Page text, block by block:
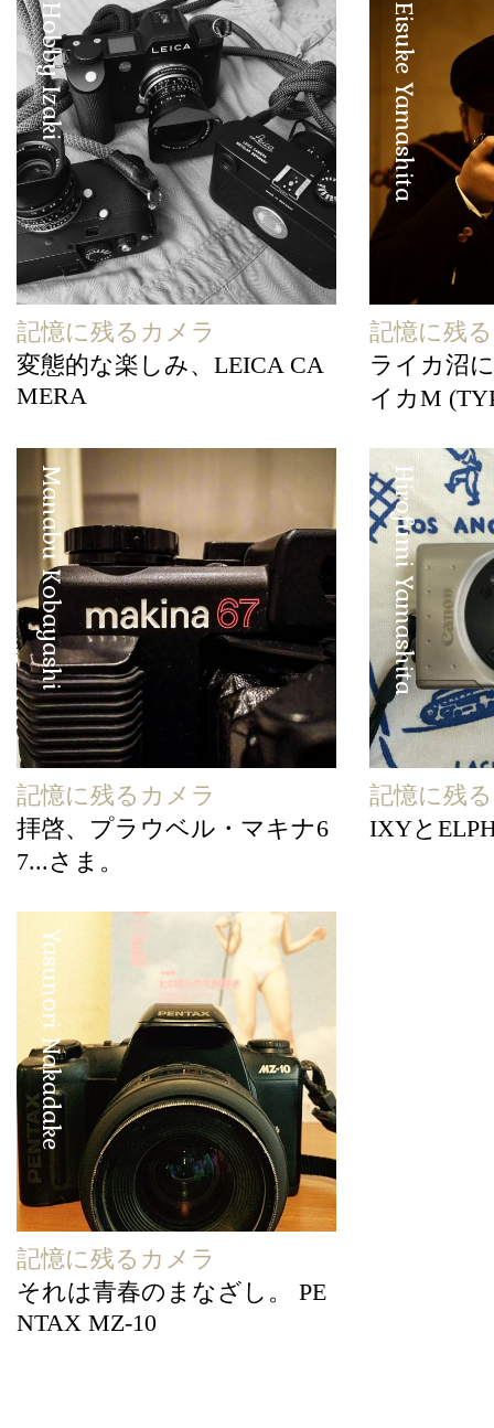
Hobby Izaki
記憶に残るカメラ
変態的な楽しみ、LEICA CA
MERA
Eisuke Yamashita
記憶に残
ライカ沼
イカM
Manabu Kobayashi
記憶に残るカメラ
拝啓、プラウベル・マキナ6
7...さま。
Hirofumi Yamashita
記憶に残
IXYと
Yasunori Nakadake
記憶に残るカメラ
それは青春のまなざし。 PE
NTAX MZ-10